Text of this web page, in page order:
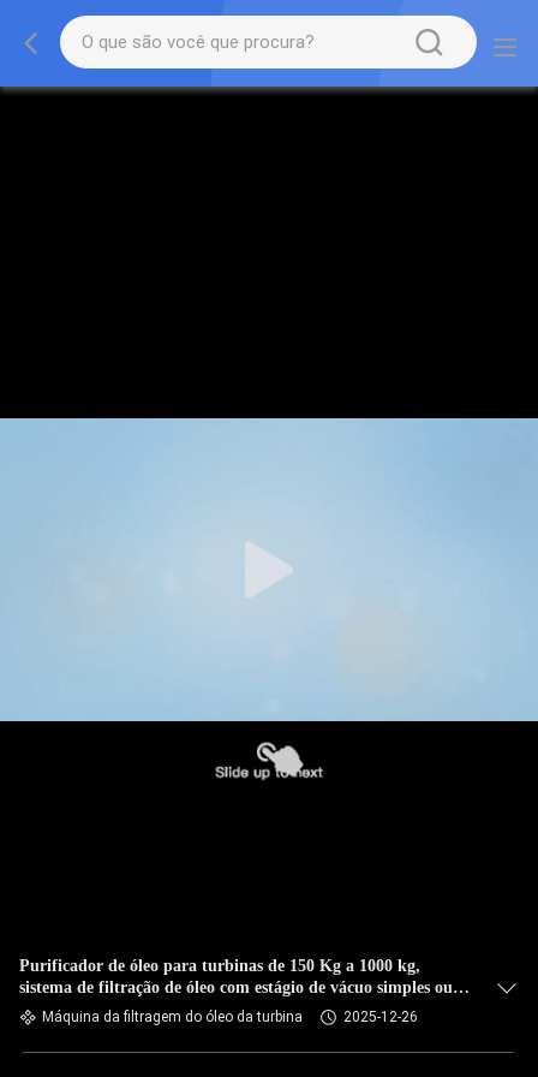
Purificador de óleo para turbinas de 150 Kg a 1000 kg,
sistema de filtração de óleo com estágio de vácuo simples ou
duplo para aplicações industriais
Máquina da filtragem do óleo da turbina 2025-12-26